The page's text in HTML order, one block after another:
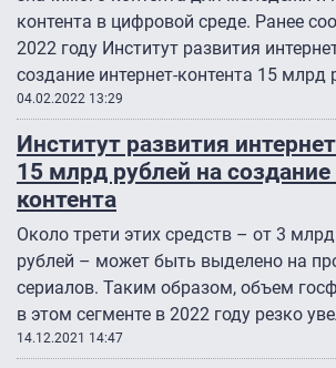
контента в цифровой среде. Ранее
2022 году Институт развития
создание интернет-контента 15 млрд
04.02.2022 13:29
Институт развития
15 млрд рублей на создание
контента
Около трети этих средств – от 3
рублей – может быть выделено на
сериалов. Таким образом, объем
в этом сегменте в 2022 году резко
14.12.2021 14:47